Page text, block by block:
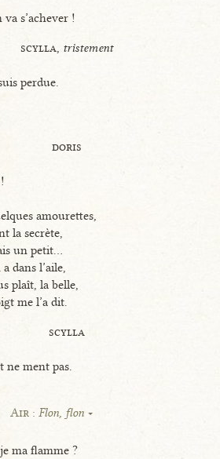
s’achever !
scylla, tristement
perdue.
doris
amourettes,
la secrète,
un petit...
dans l’aile,
plaît, la belle,
me l’a dit.
scylla
ment pas.
Air :Flon, flon
ma flamme ?